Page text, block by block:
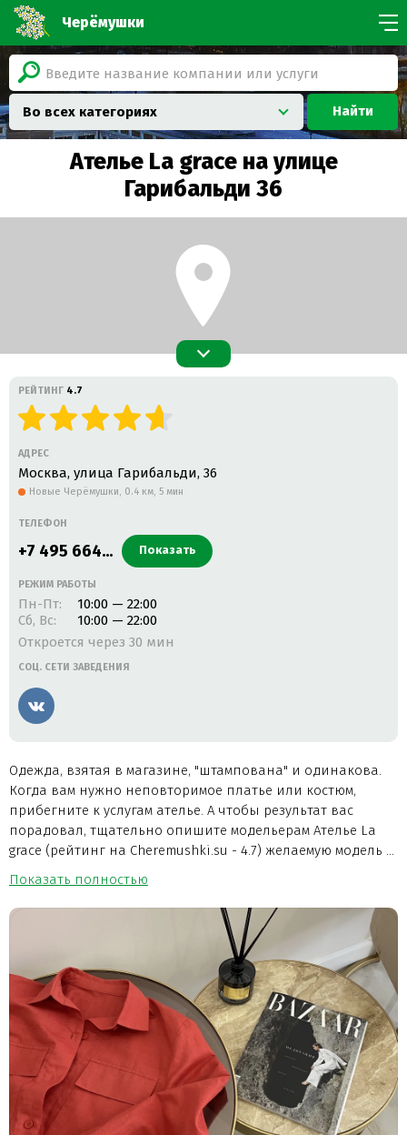
Черёмушки
Найти
Во всех категориях
Ателье La grace на улице
Гарибальди 36
РЕЙТИНГ 4.7
АДРЕС
Москва, улица Гарибальди, 36
Новые Черёмушки, 0.4 км, 5 мин
ТЕЛЕФОН
Показать
+7 495 664...
РЕЖИМ РАБОТЫ
Пн-Пт:
10:00 — 22:00
Сб, Вс:
10:00 — 22:00
Откроется через 30 мин
СОЦ. СЕТИ ЗАВЕДЕНИЯ
Одежда, взятая в магазине, "штампована" и одинакова.
Когда вам нужно неповторимое платье или костюм,
прибегните к услугам ателье. А чтобы результат вас
порадовал, тщательно опишите модельерам Ателье La
grace (рейтинг на Cheremushki.su - 4.7) желаемую модель ...
Показать полностью